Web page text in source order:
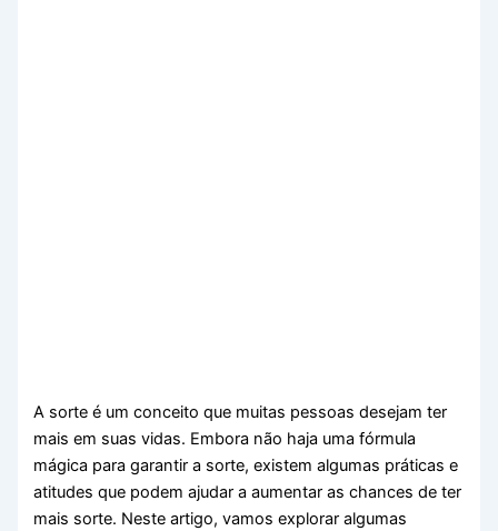
A sorte é um conceito que muitas pessoas desejam ter
mais em suas vidas. Embora não haja uma fórmula
mágica para garantir a sorte, existem algumas práticas e
atitudes que podem ajudar a aumentar as chances de ter
mais sorte. Neste artigo, vamos explorar algumas